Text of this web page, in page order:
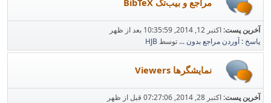
مراجع و بیب‌تک BibTeX
آخرین پست:اکتبر 12, 2014, 10:35:59 بعد از ظهر
پاسخ : آوردن مراجع بدون ... توسط HJB
نمایشگرها Viewers
آخرین پست:اکتبر 28, 2014, 07:27:06 قبل از ظهر